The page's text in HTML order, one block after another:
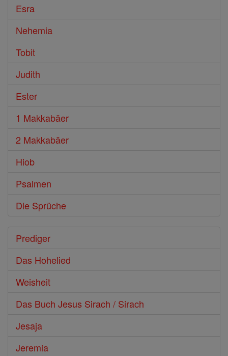
Esra
Nehemia
Tobit
Judith
Ester
1 Makkabäer
2 Makkabäer
Hiob
Psalmen
Die Sprüche
Prediger
Das Hohelied
Weisheit
Das Buch Jesus Sirach / Sirach
Jesaja
Jeremia